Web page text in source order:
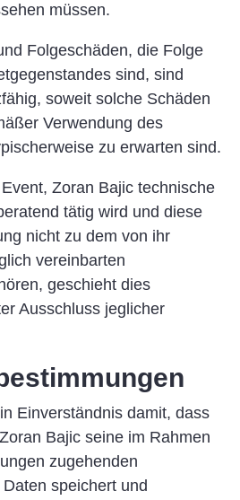
müssen.
Folgeschäden, die Folge
sind, sind
soweit solche Schäden
Verwendung des
zu erwarten sind.
Zoran Bajic technische
tätig wird und diese
nicht zu dem von ihr
vereinbarten
geschieht dies
Ausschluss jeglicher
Einverständnis damit, dass
Bajic seine im Rahmen
zugehenden
speichert und